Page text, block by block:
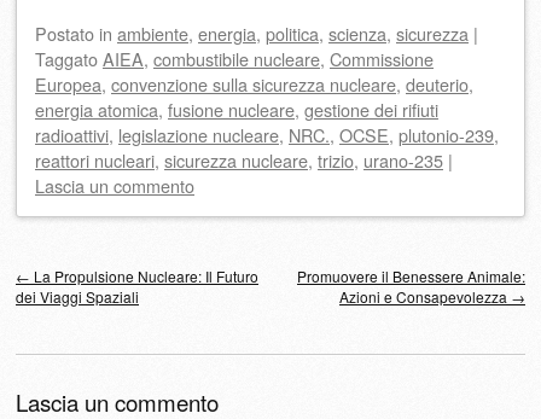
Postato in ambiente, energia, politica, scienza, sicurezza |
TaggatoAIEA, combustibile nucleare, Commissione
Europea, convenzione sulla sicurezza nucleare, deuterio,
energia atomica, fusione nucleare, gestione dei rifiuti
radioattivi, legislazione nucleare, NRC., OCSE, plutonio-239,
reattori nucleari, sicurezza nucleare, trizio, urano-235 |
Lascia un commento
← La Propulsione Nucleare: Il Futuro
dei Viaggi Spaziali
Promuovere il Benessere Animale:
Azioni e Consapevolezza →
Lascia un commento